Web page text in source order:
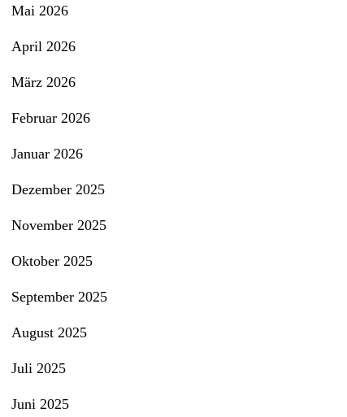
Mai 2026
April 2026
März 2026
Februar 2026
Januar 2026
Dezember 2025
November 2025
Oktober 2025
September 2025
August 2025
Juli 2025
Juni 2025